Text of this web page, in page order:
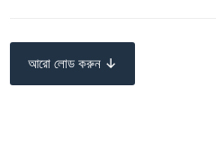
আরো লোড করুন ↓